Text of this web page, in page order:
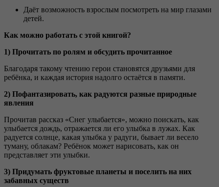
Даёт возможность взрослым посмотреть на мир глазами
детей.
Как можно работать с этой книгой?
1) Прочитать по ролям и обсудить прочитанное
Благодаря такому чтению герои становятся друзьями для
ребёнка, и каждая история надолго остаётся в памяти.
2) Пофантазировать, как радуются разные природные
явления
Прочитав рассказ «Снег улыбается», можно поискать, как
улыбается дождь, отражается ли его улыбка в лужах. Как
радуется солнце, какая улыбка у радуги, бывает ли весело
туману, облакам? Ребёнок может нарисовать, как он
представляет эти улыбки.
3) Придумать фруктовые планеты и поселить на них
забавных существ